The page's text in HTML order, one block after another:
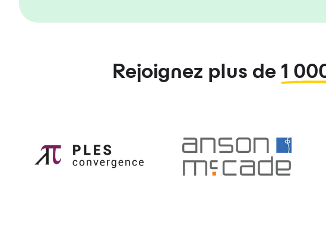
Rejoignez plus de 1